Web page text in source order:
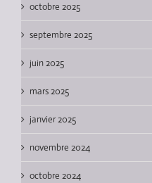
octobre 2025
septembre 2025
juin 2025
mars 2025
janvier 2025
novembre 2024
octobre 2024